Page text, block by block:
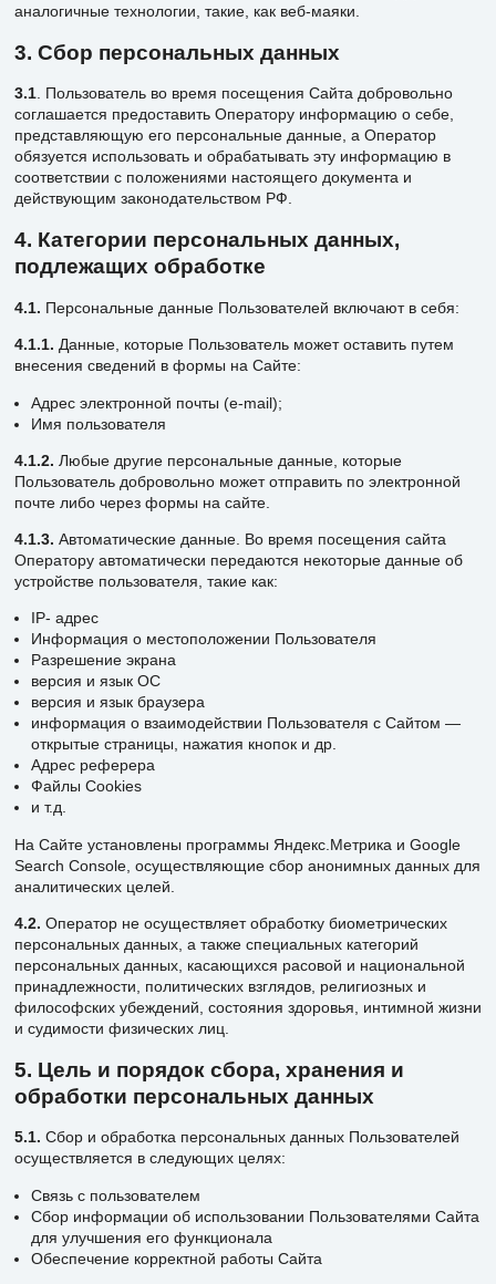
аналогичные технологии, такие, как веб-маяки.
3. Сбор персональных данных
3.1. Пользователь во время посещения Сайта добровольно
соглашается предоставить Оператору информацию о себе,
представляющую его персональные данные, а Оператор
обязуется использовать и обрабатывать эту информацию в
соответствии с положениями настоящего документа и
действующим законодательством РФ.
4. Категории персональных данных,
подлежащих обработке
4.1. Персональные данные Пользователей включают в себя:
4.1.1. Данные, которые Пользователь может оставить путем
внесения сведений в формы на Сайте:
Адрес электронной почты (e-mail);
Имя пользователя
4.1.2. Любые другие персональные данные, которые
Пользователь добровольно может отправить по электронной
почте либо через формы на сайте.
4.1.3. Автоматические данные. Во время посещения сайта
Оператору автоматически передаются некоторые данные об
устройстве пользователя, такие как:
IP- адрес
Информация о местоположении Пользователя
Разрешение экрана
версия и язык ОС
версия и язык браузера
информация о взаимодействии Пользователя с Сайтом —
открытые страницы, нажатия кнопок и др.
Адрес реферера
Файлы Cookies
и т.д.
На Сайте установлены программы Яндекс.Метрика и Google
Search Console, осуществляющие сбор анонимных данных для
аналитических целей.
4.2. Оператор не осуществляет обработку биометрических
персональных данных, а также специальных категорий
персональных данных, касающихся расовой и национальной
принадлежности, политических взглядов, религиозных и
философских убеждений, состояния здоровья, интимной жизни
и судимости физических лиц.
5. Цель и порядок сбора, хранения и
обработки персональных данных
5.1. Сбор и обработка персональных данных Пользователей
осуществляется в следующих целях:
Связь с пользователем
Сбор информации об использовании Пользователями Сайта
для улучшения его функционала
Обеспечение корректной работы Сайта